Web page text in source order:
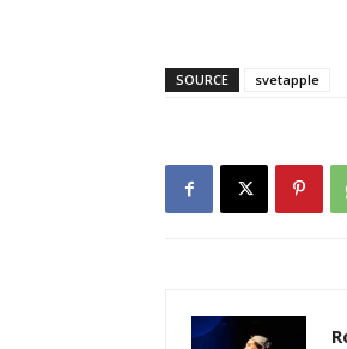
SOURCE svetapple